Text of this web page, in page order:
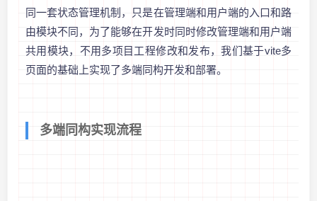
同一套状态管理机制，只是在管理端和用户端的入口和路
由模块不同，为了能够在开发时同时修改管理端和用户端
共用模块，不用多项目工程修改和发布，我们基于vite多
页面的基础上实现了多端同构开发和部署。
多端同构实现流程